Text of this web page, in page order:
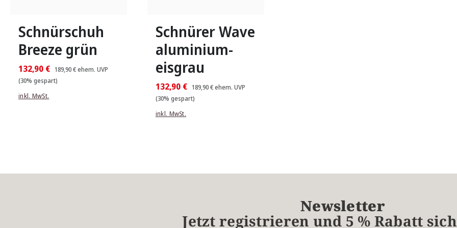
Schnürschuh
Breeze grün
132,90 € 189,90 €ehem. UVP
(30% gespart)
inkl. MwSt.
Schnürer Wave
aluminium-
eisgrau
132,90 € 189,90 €ehem. UVP
(30% gespart)
inkl. MwSt.
Newsletter
Jetzt registrieren und 5 % Rabatt